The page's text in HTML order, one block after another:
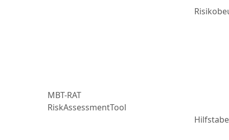
MBT-RAT
RiskAssessmentTool